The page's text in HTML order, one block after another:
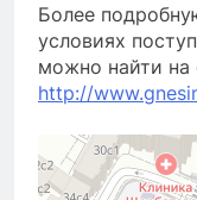
Более
условиях
можно найти на
http://